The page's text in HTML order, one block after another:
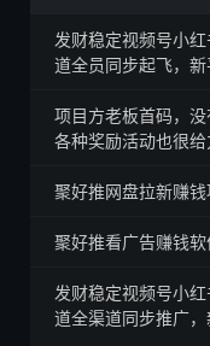
发财稳定视频号小
道全员同步起飞，
项目方老板首码，没
各种奖励活动也很给
聚好推网盘拉新赚
聚好推看广告赚钱软
发财稳定视频号小
道全渠道同步推广